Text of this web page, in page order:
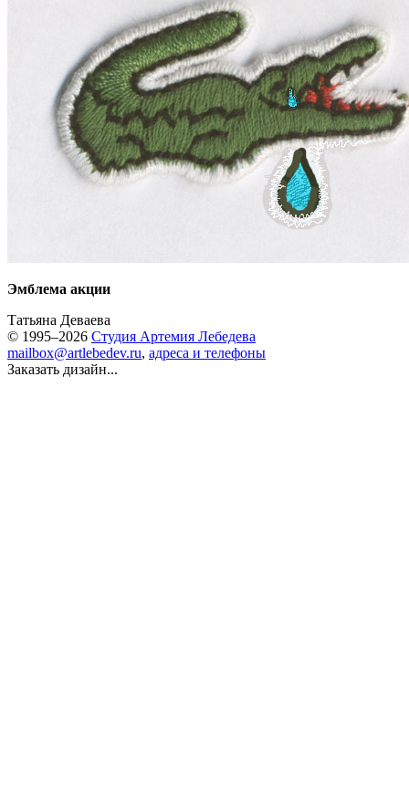
Эмблема акции
Татьяна Деваева
© 1995–2026 Студия Артемия Лебедева
mailbox@artlebedev.ru, адреса и телефоны
Заказать дизайн...